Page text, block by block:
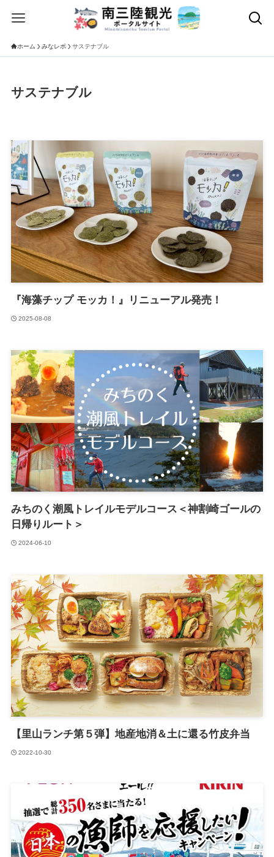
ホーム みなレポ サステナブル
サステナブル
『海藻チップ モッカ！』リニューアル発売！
2025-08-08
みちのく潮風トレイルモデルコース＜神割崎ゴールの
日帰りルート＞
2024-06-10
【里山ランチ第５弾】地産地消＆土に還る竹皮弁当
2022-10-30